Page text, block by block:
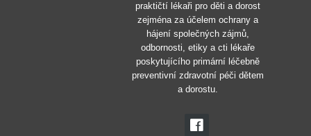
praktičtí lékaři pro děti a dorost
zejména za účelem ochrany a
hájení společných zájmů,
odbornosti, etiky a cti lékaře
poskytujícího primární léčebně
preventivní zdravotní péči dětem
a dorostu.